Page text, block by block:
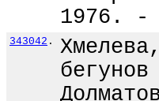
1976. -
343042 .